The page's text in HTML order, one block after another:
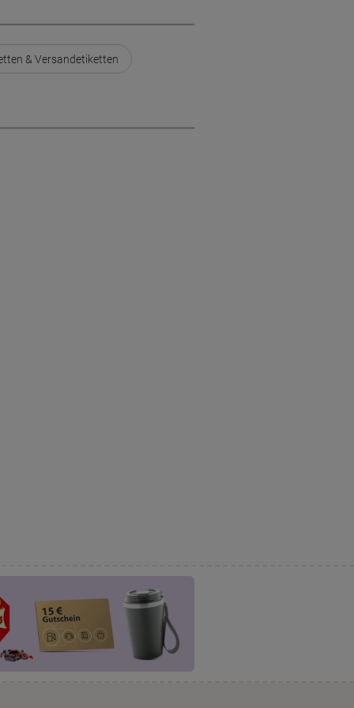
& Versandetiketten